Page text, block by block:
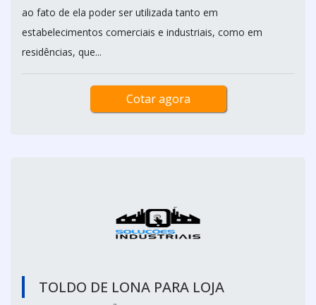
ao fato de ela poder ser utilizada tanto em
estabelecimentos comerciais e industriais, como em
residências, que...
Cotar agora
TOLDO DE LONA PARA LOJA